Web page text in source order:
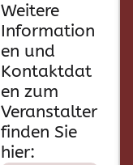
Weitere
Information
en und
Kontaktdat
en zum
Veranstalter
finden Sie
hier: